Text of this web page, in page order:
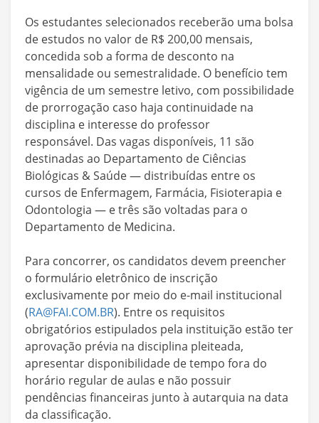
Os estudantes selecionados receberão uma bolsa
de estudos no valor de R$ 200,00 mensais,
concedida sob a forma de desconto na
mensalidade ou semestralidade. O benefício tem
vigência de um semestre letivo, com possibilidade
de prorrogação caso haja continuidade na
disciplina e interesse do professor
responsável. Das vagas disponíveis, 11 são
destinadas ao Departamento de Ciências
Biológicas & Saúde — distribuídas entre os
cursos de Enfermagem, Farmácia, Fisioterapia e
Odontologia — e três são voltadas para o
Departamento de Medicina.
Para concorrer, os candidatos devem preencher
o formulário eletrônico de inscrição
exclusivamente por meio do e-mail institucional
(RA@FAI.COM.BR). Entre os requisitos
obrigatórios estipulados pela instituição estão ter
aprovação prévia na disciplina pleiteada,
apresentar disponibilidade de tempo fora do
horário regular de aulas e não possuir
pendências financeiras junto à autarquia na data
da classificação.